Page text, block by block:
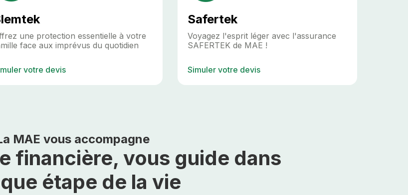
une protection essentielle à votre
face aux imprévus du quotidien
votre devis
Safertek
Voyagez l'esprit léger avec l'assurance
SAFERTEK de MAE !
Simuler votre devis
MAE vous accompagne
financière, vous guide dans
étape de la vie